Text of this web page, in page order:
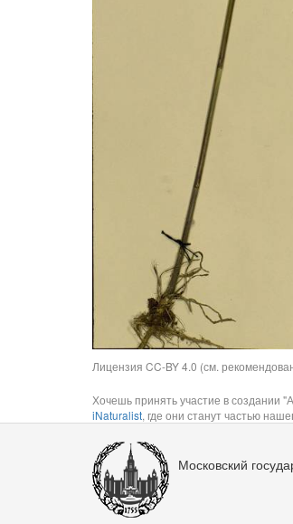
Лицензия CC-BY 4.0 (см.
Хочешь принять участие в создании
iNaturalist, где они станут частью
Московский